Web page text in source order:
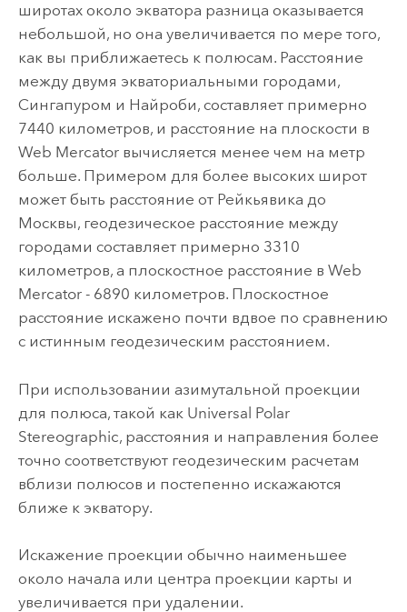
широтах около экватора разница оказывается
небольшой, но она увеличивается по мере того,
как вы приближаетесь к полюсам. Расстояние
между двумя экваториальными городами,
Сингапуром и Найроби, составляет примерно
7440 километров, и расстояние на плоскости в
Web Mercator вычисляется менее чем на метр
больше. Примером для более высоких широт
может быть расстояние от Рейкьявика до
Москвы, геодезическое расстояние между
городами составляет примерно 3310
километров, а плоскостное расстояние в Web
Mercator - 6890 километров. Плоскостное
расстояние искажено почти вдвое по сравнению
с истинным геодезическим расстоянием.
При использовании азимутальной проекции
для полюса, такой как Universal Polar
Stereographic, расстояния и направления более
точно соответствуют геодезическим расчетам
вблизи полюсов и постепенно искажаются
ближе к экватору.
Искажение проекции обычно наименьшее
около начала или центра проекции карты и
увеличивается при удалении.